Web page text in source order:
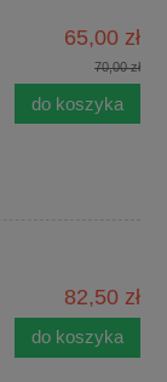
65,00 zł
70,00 zł
do koszyka
82,50 zł
do koszyka